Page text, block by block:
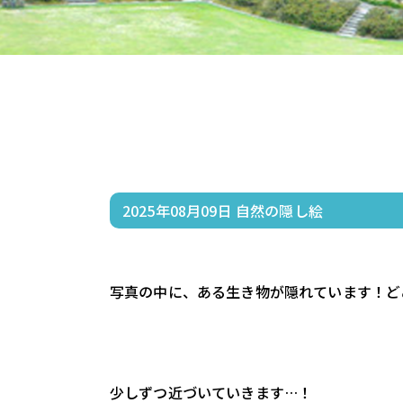
2025年08月09日 自然の隠し絵
写真の中に、ある生き物が隠れています！
少しずつ近づいていきます…！